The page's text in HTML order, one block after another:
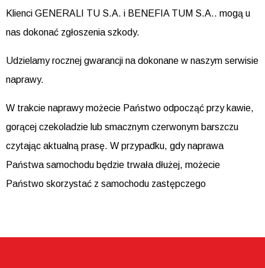
Klienci GENERALI TU S.A. i BENEFIA TUM S.A.. mogą u
nas dokonać zgłoszenia szkody.
Udzielamy rocznej gwarancji na dokonane w naszym serwisie
naprawy.
W trakcie naprawy możecie Państwo odpocząć przy kawie,
gorącej czekoladzie lub smacznym czerwonym barszczu
czytając aktualną prasę. W przypadku, gdy naprawa
Państwa samochodu będzie trwała dłużej, możecie
Państwo skorzystać z samochodu zastępczego